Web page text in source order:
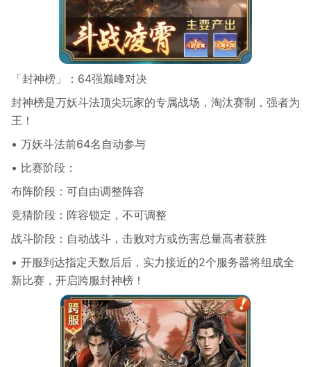
「封神榜」：64强巅峰对决
封神榜是万妖斗法顶尖玩家的专属战场，淘汰赛制，强者为
王！
• 万妖斗法前64名自动参与
• 比赛阶段：
布阵阶段：可自由调整阵容
竞猜阶段：阵容锁定，不可调整
战斗阶段：自动战斗，击败对方或伤害总量高者获胜
• 开服到达指定天数后后，实力接近的2个服务器将组成全
新比赛，开启跨服封神榜！